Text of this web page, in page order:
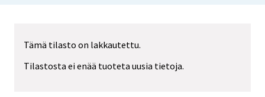
Tämä tilasto on lakkautettu.
Tilastosta ei enää tuoteta uusia tietoja.